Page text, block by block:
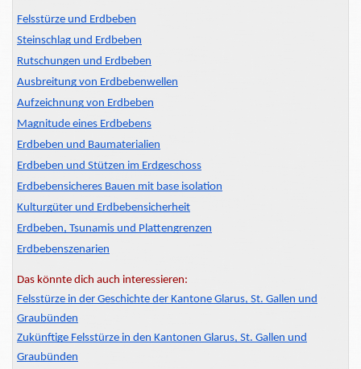
Felsstürze und Erdbeben
Steinschlag und Erdbeben
Rutschungen und Erdbeben
Ausbreitung von Erdbebenwellen
Aufzeichnung von Erdbeben
Magnitude eines Erdbebens
Erdbeben und Baumaterialien
Erdbeben und Stützen im Erdgeschoss
Erdbebensicheres Bauen mit base isolation
Kulturgüter und Erdbebensicherheit
Erdbeben, Tsunamis und Plattengrenzen
Erdbebenszenarien
Das könnte dich auch interessieren:
Felsstürze in der Geschichte der Kantone Glarus, St. Gallen und
Graubünden
Zukünftige Felsstürze in den Kantonen Glarus, St. Gallen und
Graubünden